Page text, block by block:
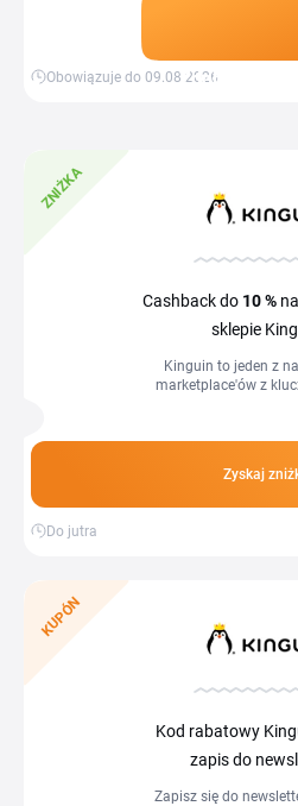
wykorzystasz w
Zdobądź
Obowiązuje do 09.08.2026
ZNIŻKA
Cashback do 10 %
sklepie
Kinguin to jeden z
marketplace'ów z
Steam,...
Zyskaj
Do jutra
KUPÓN
Kod rabatowy
zapis do
Zapisz się do